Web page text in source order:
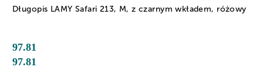
Długopis LAMY Safari 213, M, z czarnym wkładem, różowy
97.81
97.81